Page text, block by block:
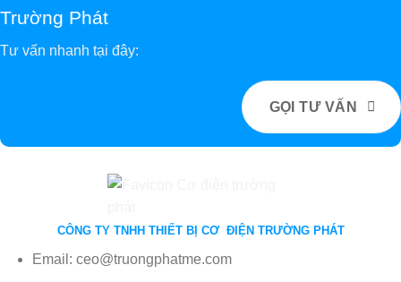
Trường Phát
Tư vấn nhanh tại đây:
GỌI TƯ VẤN
CÔNG TY TNHH THIẾT BỊ CƠ ĐIỆN TRƯỜNG PHÁT
Email: ceo@truongphatme.com